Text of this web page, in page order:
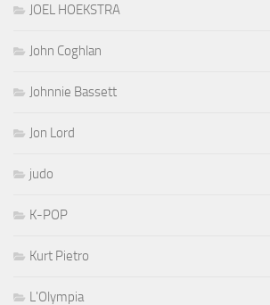
JOEL HOEKSTRA
John Coghlan
Johnnie Bassett
Jon Lord
judo
K-POP
Kurt Pietro
L'Olympia